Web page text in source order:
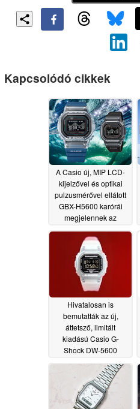
Kapcsolódó cikkek
A Casio új, MIP LCD-
kijelzővel és optikai
pulzusmérővel ellátott
GBX-H5600 karórái
megjelennek az
06/18/2026
Hivatalosan is
bemutatták az új,
áttetsző, limitált
kiadású Casio G-
Shock DW-5600
06/18/2026